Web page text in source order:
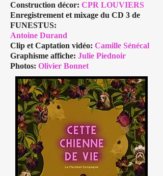
Construction décor: CPR LOUVIERS
Enregistrement et mixage du CD 3 de
FUNESTUS:
Antoine Durand
Clip et Captation vidéo: Camille Sénécal
Graphisme affiche: Julie Piednoir
Photos: Olivier Bonnet